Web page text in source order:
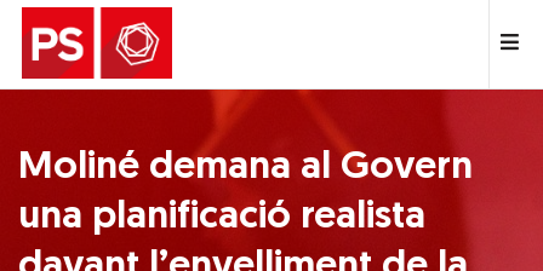
Moliné demana al Govern
una planificació realista